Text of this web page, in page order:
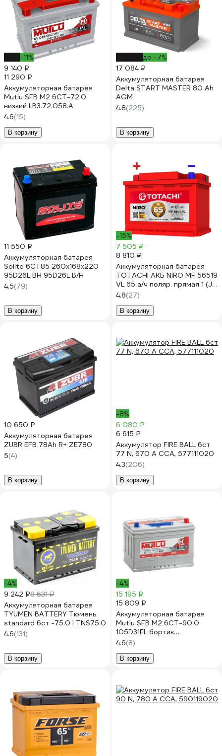
-11%
9 140 ₽
11 290 ₽
Аккумуляторная батарея
Mutlu SFB M2 6СТ-72.0
низкий LB3.72.058.A
4.6(15)
В корзину
до -7%
17 084 ₽
Аккумуляторная батарея
Delta START MASTER 80 Ah
AGM
4.8(225)
В корзину
11 550 ₽
Аккумуляторная батарея
Solite 6СТ85 260х168х220
95D26L BH 95D26L B/H
4.5(79)
В корзину
-15%
7 505 ₽
8 810 ₽
Аккумуляторная батарея
TOTACHI АКБ NIRO MF 56519
VL 65 а/ч поляр. прямая 1 (JIS
R) 90265
4.8(27)
В корзину
10 650 ₽
Аккумуляторная батарея
ZUBR EFB 78Ah R+ ZE780
5(4)
В корзину
-8%
6 080 ₽
6 615 ₽
Аккумулятор FIRE BALL 6ст
77 N, 670 А CCA, 577111020
4.3(206)
В корзину
-4%
9 242 ₽9 631 ₽
Аккумуляторная батарея
TYUMEN BATTERY Тюмень
standard 6ст -75.0 l TNS75.0
4.6(131)
В корзину
-4%
15 195 ₽
15 809 ₽
Аккумуляторная батарея
Mutlu SFB M2 6СТ-90.0
105D31FL бортик
D31.90.072.C
4.6(8)
В корзину